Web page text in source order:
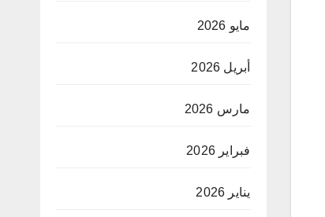
مايو 2026
أبريل 2026
مارس 2026
فبراير 2026
يناير 2026